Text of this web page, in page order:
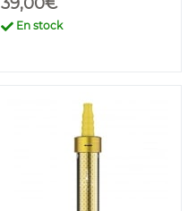
En stock